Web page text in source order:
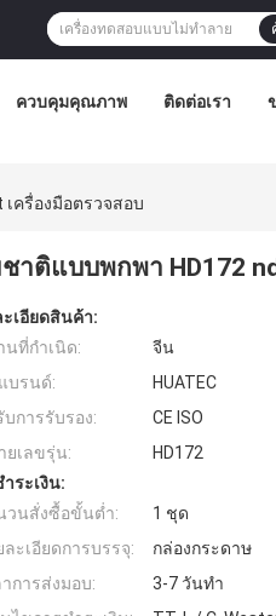
ควบคุมคุณภาพ ติดต่อเรา
ครื่องมือตรวจสอบ
าติแบบพกพา HD172
เอียดสินค้า:
นที่กำเนิด:
จีน
บรนด์:
HUATEC
บการรับรอง:
CE ISO
ยเลขรุ่น:
HD172
ระเงิน:
วนสั่งซื้อขั้นต่ำ:
1 ชุด
ละเอียดการบรรจุ:
กล่องกระดาษ
าการส่งมอบ:
3-7 วันทำ